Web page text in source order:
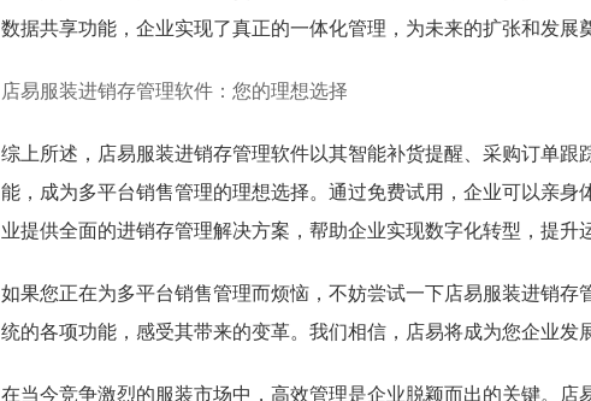
数据共享功能，企业实现了真正的一体化管理，为未来的扩张和发展
店易服装进销存管理软件：您的理想选择
综上所述，店易服装进销存管理软件以其智能补货提醒、采购订单跟
能，成为多平台销售管理的理想选择。通过免费试用，企业可以亲身
业提供全面的进销存管理解决方案，帮助企业实现数字化转型，提升
如果您正在为多平台销售管理而烦恼，不妨尝试一下店易服装进销存
统的各项功能，感受其带来的变革。我们相信，店易将成为您企业发
在当今竞争激烈的服装市场中，高效管理是企业脱颖而出的关键。店